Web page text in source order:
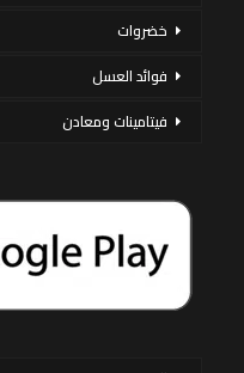
خضروات
فوائد العسل
فيتامينات ومعادن